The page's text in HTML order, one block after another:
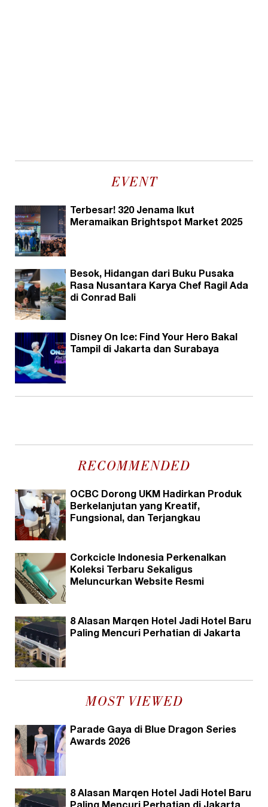
EVENT
Terbesar! 320 Jenama Ikut
Meramaikan Brightspot Market 2025
Besok, Hidangan dari Buku Pusaka
Rasa Nusantara Karya Chef Ragil Ada
di Conrad Bali
Disney On Ice: Find Your Hero Bakal
Tampil di Jakarta dan Surabaya
RECOMMENDED
OCBC Dorong UKM Hadirkan Produk
Berkelanjutan yang Kreatif,
Fungsional, dan Terjangkau
Corkcicle Indonesia Perkenalkan
Koleksi Terbaru Sekaligus
Meluncurkan Website Resmi
8 Alasan Marqen Hotel Jadi Hotel Baru
Paling Mencuri Perhatian di Jakarta
MOST VIEWED
Parade Gaya di Blue Dragon Series
Awards 2026
8 Alasan Marqen Hotel Jadi Hotel Baru